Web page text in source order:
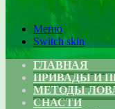
Меню
Switch skin
ГЛАВНАЯ
ПРИВАДЫ И
МЕТОДЫ
СНАСТИ